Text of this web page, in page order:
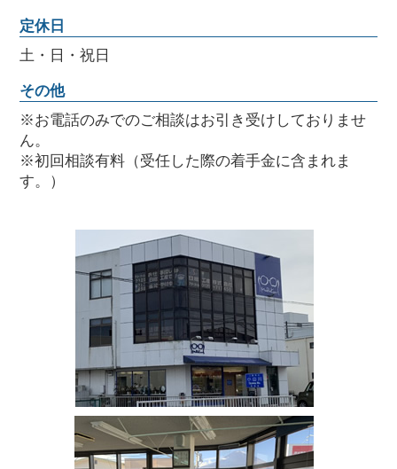
定休日
土・日・祝日
その他
※お電話のみでのご相談はお引き受けしておりませ
ん。
※初回相談有料（受任した際の着手金に含まれま
す。）